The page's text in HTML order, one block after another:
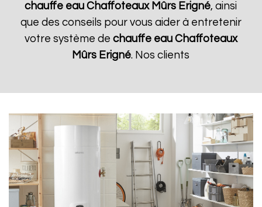
chauffe eau Chaffoteaux Mûrs Erigné, ainsi
que des conseils pour vous aider à entretenir
votre système de chauffe eau Chaffoteaux
Mûrs Erigné. Nos clients